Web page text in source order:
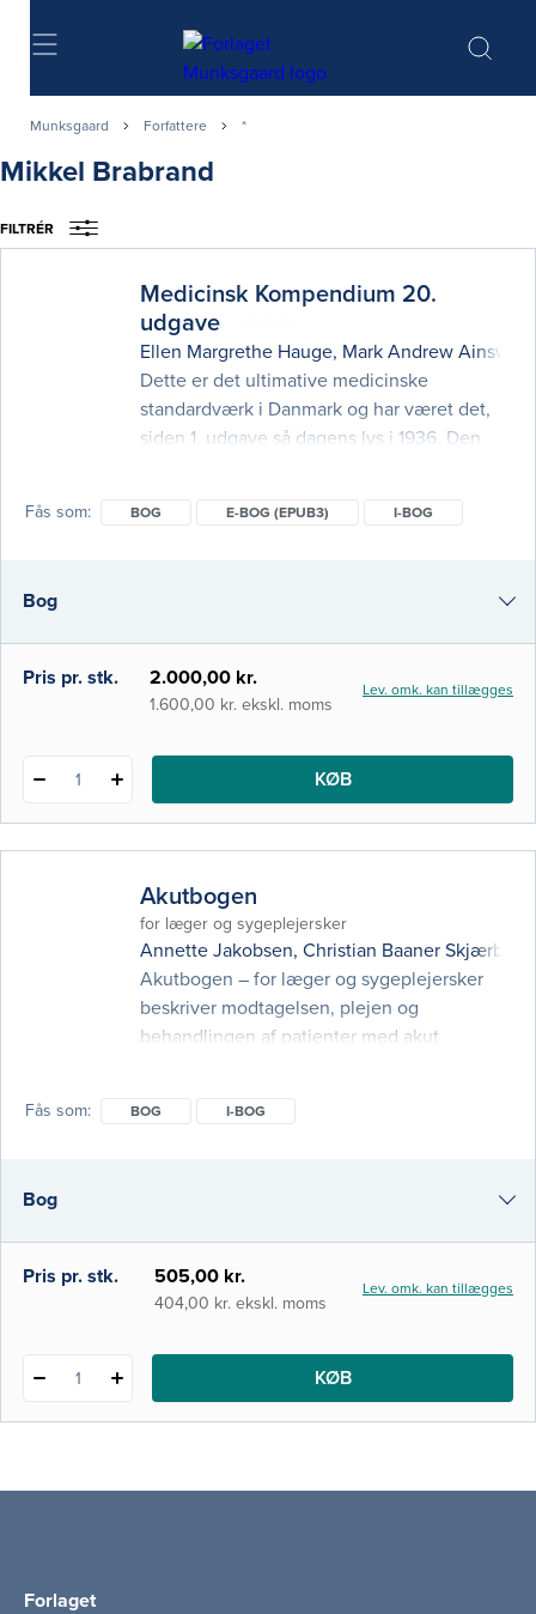
Søg
Munksgaard Forfattere *
Mikkel Brabrand
FILTRÉR
Medicinsk Kompendium 20.
udgave
Ellen Margrethe Hauge, Mark Andrew
Dette er det ultimative medicinske
standardværk i Danmark og har været det,
siden 1. udgave så dagens lys i 1936. Den
førende specialister. Bøgerne er til den
Medicin i København, Aarhus, Odense og
Aalborg. Derudover k
Fås som BOG E-BOG (EPUB3) I-BOG
Bog
e-bog (epub3)
Pris pr. stk. 2.000,00 kr.
1.600,00 kr. ekskl. moms
Lev. omk. kan tillægges
1 KØB
Akutbogen
for læger og sygeplejersker
Annette Jakobsen, Christian Baaner Skjærbæk
Akutbogen – for læger og sygeplejersker
beskriver modtagelsen, plejen og
behandlingen af patienter med akut
klar tværfaglig profil. Landets akutafdelinger
grundlægges her. Denne bog retter sig
primæ
Fås som BOG I-BOG
Bog
i-bog
Pris pr. stk. 505,00 kr.
404,00 kr. ekskl. moms
Lev. omk. kan tillægges
1 KØB
Forlaget